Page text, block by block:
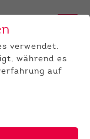
verwendet.
während es
auf